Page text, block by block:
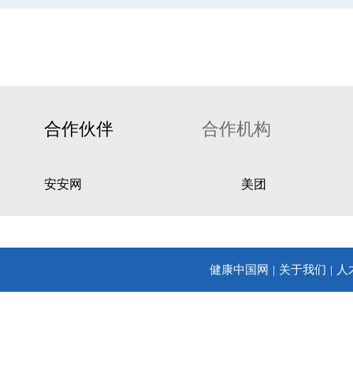
合作伙伴 合作机构
安安网 美团
健康中国网 关于我们 人